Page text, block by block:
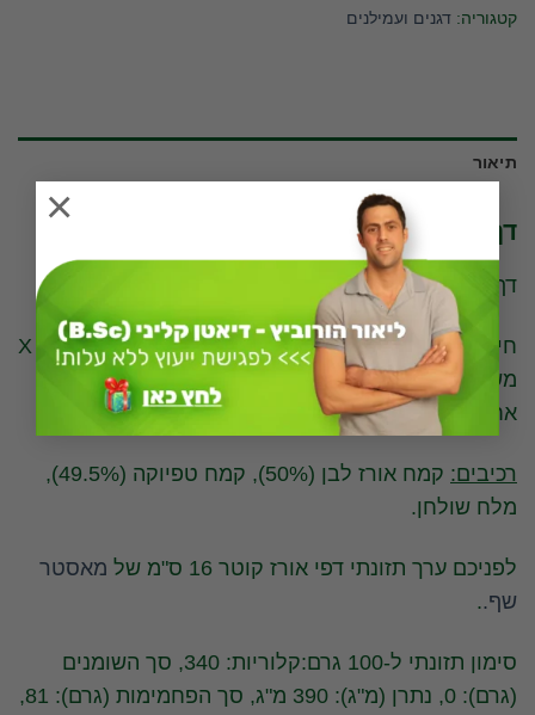
×
קטגוריה: דגנים ועמילנים
תיאור
דף אורז קלוריות, ערכים תזונתיים מלאים
דף אורז קלוריות.
חישבנו את הערכים התזונתיים לפי 100 גרם מזון יבש * X
משקרל יחידה (5.5 גרם) שהם 18.7 קלוריות ליחידה
אחת.
רכיבים:
קמח אורז לבן (50%), קמח טפיוקה (49.5%),
מלח שולחן.
לפניכם ערך תזונתי דפי אורז קוטר 16 ס"מ של
מאסטר
שף..
סימון תזונתי ל-100 גרם:קלוריות: 340, סך השומנים
(גרם): 0, נתרן (מ"ג): 390 מ"ג, סך הפחמימות (גרם): 81,